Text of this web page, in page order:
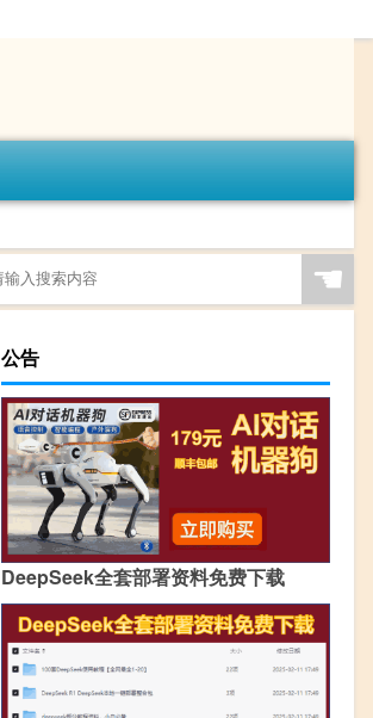
☚
公告
DeepSeek全套部署资料免费下载